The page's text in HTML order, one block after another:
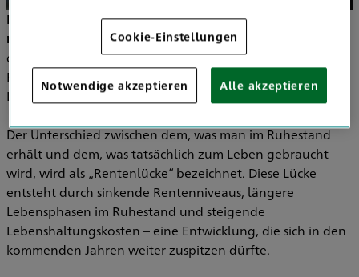
Der Gedanke an die eigene Rente ist für viele Menschen
noch weit entfernt und doch betrifft er uns alle.
die Realität ist: Die gesetzliche Rente reicht in den meisten
Fällen längst nicht mehr aus, um den gewohnten
Lebensstandard im Alter aufrechtzuerhalten.
Der Unterschied zwischen dem, was man im Ruhestand
erhält und dem, was tatsächlich zum Leben gebraucht
wird, wird als „Rentenlücke“ bezeichnet. Diese Lücke
entsteht durch sinkende Rentenniveaus, längere
Lebensphasen im Ruhestand und steigende
Lebenshaltungskosten – eine Entwicklung, die sich in den
kommenden Jahren weiter zuspitzen dürfte.
Cookie-Einstellungen
Notwendige akzeptieren Alle akzeptieren